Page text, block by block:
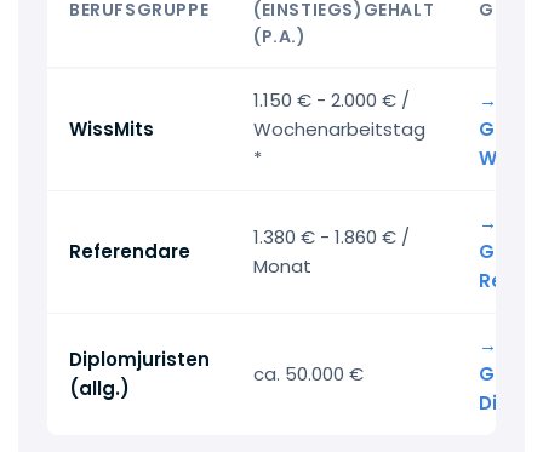
BERUFSGRUPPE
(EINSTIEGS)GEHALT
(P.A.)
WissMits
1.150 € - 2.000 € /
Wochenarbeitstag
*
→ Alle
Referendare
1.380 € - 1.860 € /
Monat
→
Diplomjuristen
(allg.)
ca. 50.000 €
→